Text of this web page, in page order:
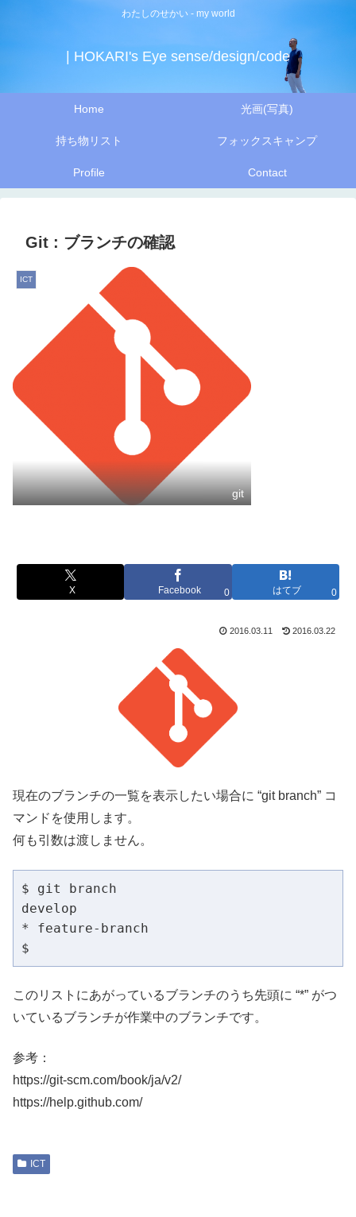
わたしのせかい - my world
| HOKARI's Eye sense/design/code
Home 光画(写真)
持ち物リスト フォックスキャンプ
Profile Contact
Git : ブランチの確認
ICT
git
X Facebook 0 はてブ 0
2016.03.11 2016.03.22
現在のブランチの一覧を表示したい場合に “git branch” コ
マンドを使用します。
何も引数は渡しません。
$ git branch
develop
* feature-branch
このリストにあがっているブランチのうち先頭に “*” がつ
いているブランチが作業中のブランチです。
参考：
https://git-scm.com/book/ja/v2/
https://help.github.com/
ICT